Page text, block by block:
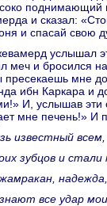
поднимающий
и сказал:
и спаcaй свою
меч и бросился
пресекаешь мне
ибн Каркаpa и
И, услышав эти
мне печень!» И
известный
зубцов и стали
знaют все удар